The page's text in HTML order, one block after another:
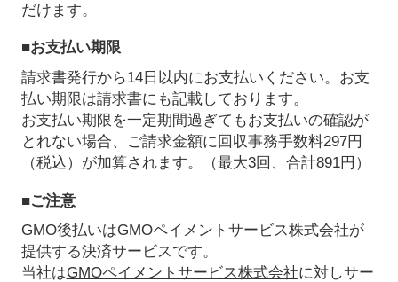
だけます。
■お支払い期限
請求書発行から14日以内にお支払いください。お支
払い期限は請求書にも記載しております。
お支払い期限を一定期間過ぎてもお支払いの確認が
とれない場合、ご請求金額に回収事務手数料297円
（税込）が加算されます。（最大3回、合計891円）
■ご注意
GMO後払いはGMOペイメントサービス株式会社が
提供する決済サービスです。
当社はGMOペイメントサービス株式会社に対しサー